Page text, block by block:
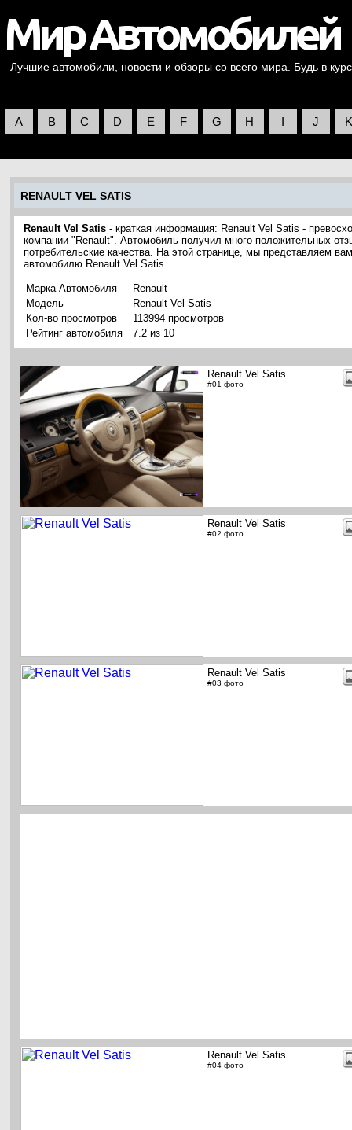
Лучшие автомобили, новости и обзоры со всего мира. Будь в
A B C D E F G H I J K
RENAULT VEL SATIS
Renault Vel Satis - краткая информация: Renault Vel Satis -
компании "Renault". Автомобиль получил много положительных
потребительские качества. На этой странице, мы представляем
автомобилю Renault Vel Satis.
Марка Автомобиля
Renault
Модель
Renault Vel Satis
Кол-во просмотров
113994 просмотров
Рейтинг автомобиля
7.2 из 10
Renault Vel Satis
#01 фото
Renault Vel Satis
#02 фото
Renault Vel Satis
#03 фото
Renault Vel Satis
#04 фото